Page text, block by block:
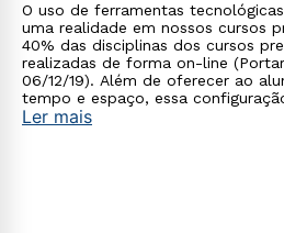
O uso de ferramentas
uma realidade em nossos cursos
40% das disciplinas dos cursos
realizadas de forma on-line
06/12/19). Além de oferecer ao
tempo e espaço, essa
no processo de construção do seu
Ler mais